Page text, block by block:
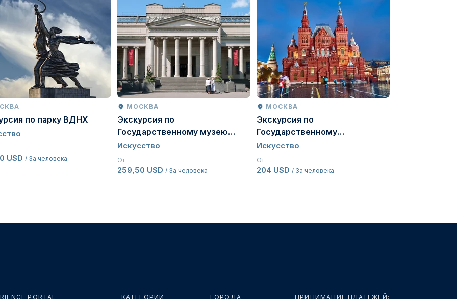
по парку ВДНХ
USD / За человека
МОСКВА
Экскурсия по
Государственному музею
изобразительных искусств
Пушкина
Искусство
От
259,50 USD / За человека
МОСКВА
Экскурсия по
Государственному
Историческому музею
Искусство
От
204 USD / За человека
PORTAL КАТЕГОРИИ ГОРОДА ПРИНИМАНИЕ ПЛАТЕЖЕЙ: